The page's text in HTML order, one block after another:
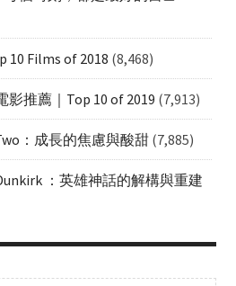
10 Films of 2018 (8,468)
推薦｜Top 10 of 2019 (7,913)
：成長的焦慮與酸甜 (7,885)
：英雄神話的解構與重建